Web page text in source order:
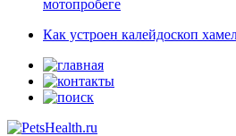
мотопробеге
Как устроен калейдоскоп